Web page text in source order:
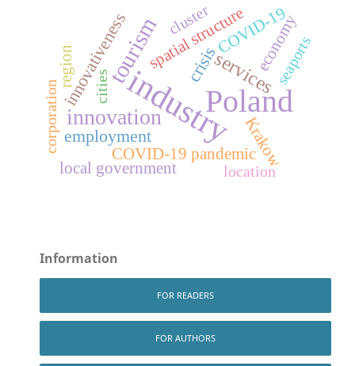
industryPoland
tourism
innovation
services
employment
crisis
innovativeness spatial structure
Krakow
COVID-19 pandemic
COVID-19
local government
economy
region
location
cluster
corporation
seaports
cities
Information
FOR READERS
FOR AUTHORS